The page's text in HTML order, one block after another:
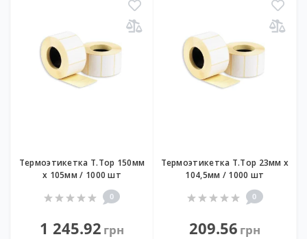
Термоэтикетка T.Top 150мм
х 105мм / 1000 шт
0
1 245.92 грн
Термоэтикетка T.Top 23мм х
104,5мм / 1000 шт
0
209.56 грн